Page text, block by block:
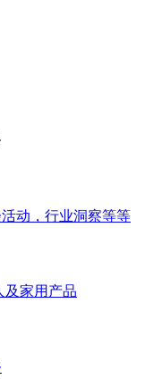
动，行业洞察等等
及家用产品